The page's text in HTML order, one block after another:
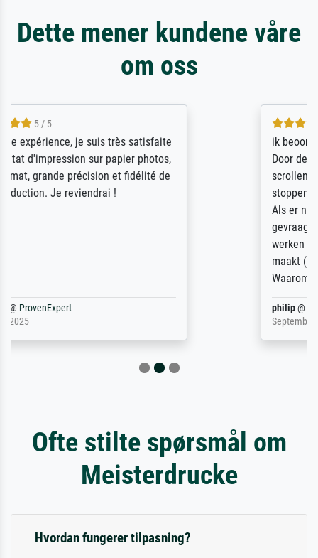
Dette mener kundene våre
om oss
ik beoordeel Meisterdrucke zeer positief.
Door de 69505 beschikbare kunstenaars
scrollen is echter onbegonnen werk (na
stoppen begint het weer van voor af aan).
philip
Ofte stilte spørsmål om
Meisterdrucke
Hvordan fungerer tilpasning?